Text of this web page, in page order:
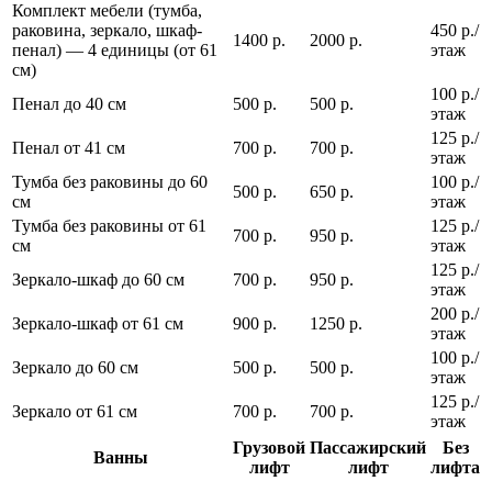
Комплект мебели (тумба,
раковина, зеркало, шкаф-
пенал) — 4 единицы (от 61
см)
1400 р. 2000 р.
450 р./
этаж
Пенал до 40 см 500 р. 500 р.
100 р./
этаж
Пенал от 41 см
700 р. 700 р.
125 р./
этаж
Тумба без раковины до 60
см
500 р. 650 р.
100 р./
этаж
Тумба без раковины от 61
см
700 р. 950 р.
125 р./
этаж
Зеркало-шкаф до 60 см
700 р. 950 р.
125 р./
этаж
Зеркало-шкаф от 61 см
900 р. 1250 р.
200 р./
этаж
Зеркало до 60 см
500 р. 500 р.
100 р./
этаж
Зеркало от 61 см
700 р. 700 р.
125 р./
этаж
Ванны
Грузовой
лифт
Пассажирский
лифт
Без
лифта